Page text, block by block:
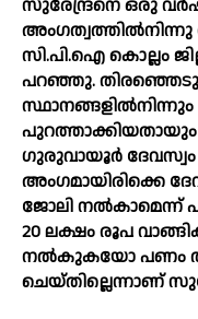
സുരേന്ദ്രനെ ഒരു
സി.പി.ഐ കൊല്ലം
പറഞ്ഞു.
പുറത്താക്കിയതായും
ഗുരുവായൂർ
അംഗമായിരിക്കെ
ജോലി നൽകാമെന്ന്
20 ലക്ഷം രൂപ
നൽകുകയോ പണം
ചെയ്തില്ലെന്നാണ്